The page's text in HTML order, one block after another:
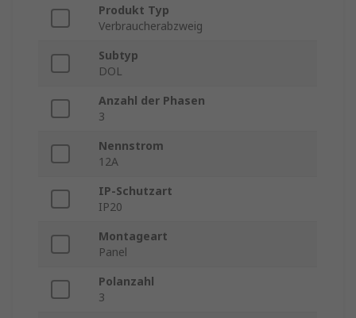
Produkt Typ
Verbraucherabzweig
Subtyp
DOL
Anzahl der Phasen
3
Nennstrom
12A
IP-Schutzart
IP20
Montageart
Panel
Polanzahl
3